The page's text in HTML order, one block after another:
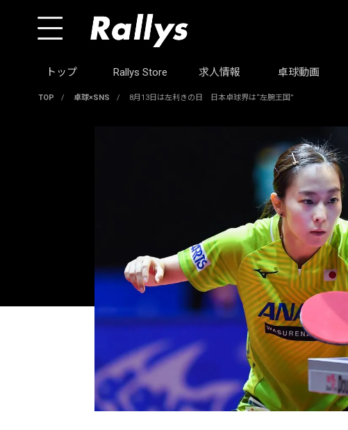
トップ Rallys Store 求人情報 卓球動画
TOP / 卓球×SNS / 8月13日は左利きの日 日本卓球界は“左腕王国”